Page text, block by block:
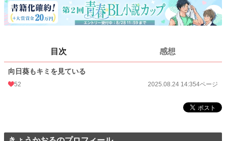
お気に入り 11
24h.ポイント 0 pt
2025.08.24 14:35
初回公開日時 2025.08.24 14:35
目次 感想
向日葵もキミを見ている
52 2025.08.24 14:354ページ